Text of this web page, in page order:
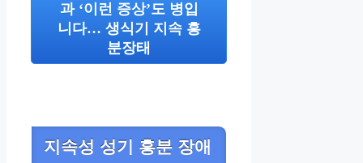
과 ‘이런 증상’도 병입
니다… 생식기 지속 흥
분장태
지속성 성기 흥분 장애